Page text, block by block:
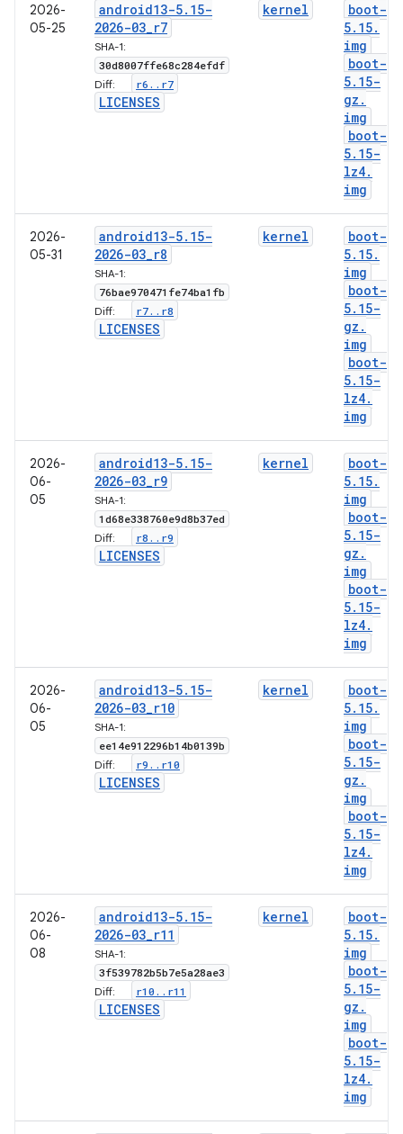
2026-
05-25
android13-5. 15-
2026-03_r7
SHA-1:
30d8007ffe68c284efdf
Diff: r6 . . r7
LICENSES
kernel
boot-
5. 15.
img
boot-
5. 15-
gz .
img
boot-
5. 15-
lz4.
img
2026-
05-31
android13-5. 15-
2026-03_r8
SHA-1:
76bae970471fe74ba1fb
Diff: r7. . r8
LICENSES
kernel
boot-
5. 15.
img
boot-
5. 15-
gz .
img
boot-
5. 15-
lz4.
img
2026-
06-
05
android13-5. 15-
2026-03_r9
SHA-1:
1d68e338760e9d8b37ed
Diff: r8 . . r9
LICENSES
kernel
boot-
5. 15.
img
boot-
5. 15-
gz .
img
boot-
5. 15-
lz4.
img
2026-
06-
05
android13-5. 15-
2026-03_r10
SHA-1:
ee14e912296b14b0139b
Diff: r9 . . r10
LICENSES
kernel
boot-
5. 15.
img
boot-
5. 15-
gz .
img
boot-
5. 15-
lz4.
img
2026-
06-
08
android13-5. 15-
2026-03_r11
SHA-1:
3f539782b5b7e5a28ae3
Diff: r10 . . r11
LICENSES
kernel
boot-
5. 15.
img
boot-
5. 15-
gz .
img
boot-
5. 15-
lz4.
img